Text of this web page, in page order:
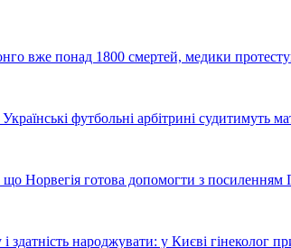
вже понад 1800 смертей, медики
футбольні арбітрині судитимуть
Норвегія готова допомогти з посиленням
здатність народжувати: у Києві гінеколог